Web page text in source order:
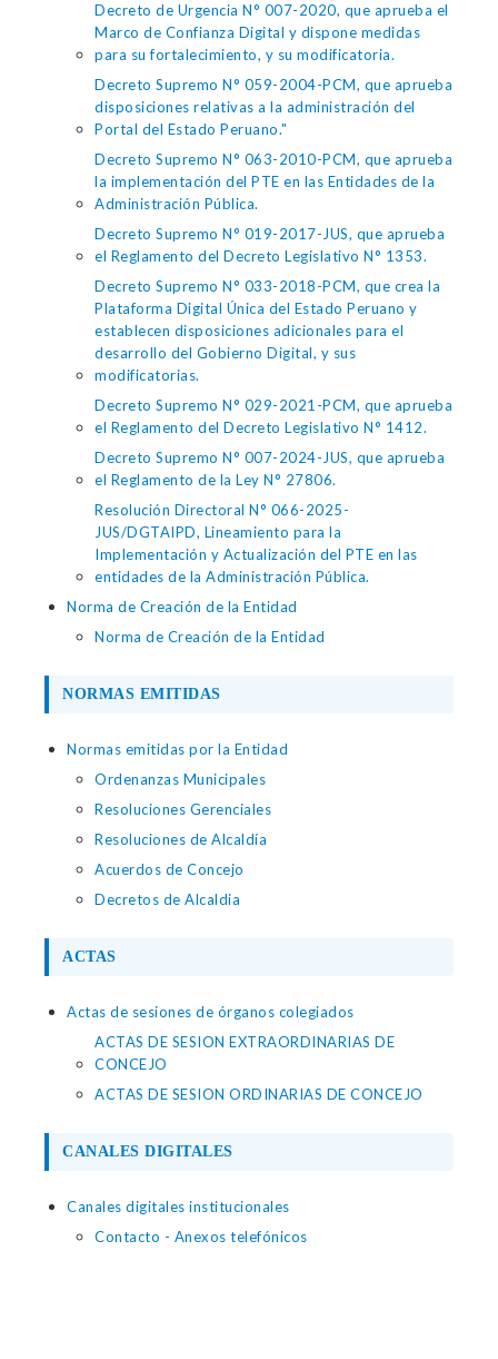
Decreto de Urgencia N° 007-2020, que aprueba el
Marco de Confianza Digital y dispone medidas
para su fortalecimiento, y su modificatoria.
Decreto Supremo N° 059-2004-PCM, que aprueba
disposiciones relativas a la administración del
Portal del Estado Peruano."
Decreto Supremo N° 063-2010-PCM, que aprueba
la implementación del PTE en las Entidades de la
Administración Pública.
Decreto Supremo N° 019-2017-JUS, que aprueba
el Reglamento del Decreto Legislativo N° 1353.
Decreto Supremo N° 033-2018-PCM, que crea la
Plataforma Digital Única del Estado Peruano y
establecen disposiciones adicionales para el
desarrollo del Gobierno Digital, y sus
modificatorias.
Decreto Supremo N° 029-2021-PCM, que aprueba
el Reglamento del Decreto Legislativo N° 1412.
Decreto Supremo N° 007-2024-JUS, que aprueba
el Reglamento de la Ley N° 27806.
Resolución Directoral N° 066-2025-
JUS/DGTAIPD, Lineamiento para la
Implementación y Actualización del PTE en las
entidades de la Administración Pública.
Norma de Creación de la Entidad
Norma de Creación de la Entidad
NORMAS EMITIDAS
Normas emitidas por la Entidad
Ordenanzas Municipales
Resoluciones Gerenciales
Resoluciones de Alcaldía
Acuerdos de Concejo
Decretos de Alcaldia
ACTAS
Actas de sesiones de órganos colegiados
ACTAS DE SESION EXTRAORDINARIAS DE
CONCEJO
ACTAS DE SESION ORDINARIAS DE CONCEJO
CANALES DIGITALES
Canales digitales institucionales
Contacto - Anexos telefónicos